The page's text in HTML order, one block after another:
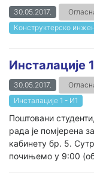
30.05.2017.
Конструктерско
Инсталације
30.05.2017.
Инсталације 1 - И1
Поштовани
рада је помјерена
кабинету бр. 5.
почињемо у 9:00